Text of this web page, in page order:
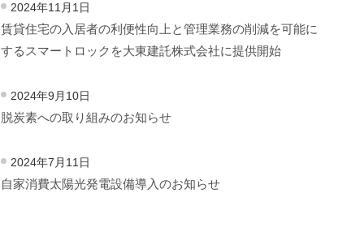
2024年11月1日
賃貸住宅の入居者の利便性向上と管理業務の削減を可能に
するスマートロックを大東建託株式会社に提供開始
2024年9月10日
脱炭素への取り組みのお知らせ
2024年7月11日
自家消費太陽光発電設備導入のお知らせ